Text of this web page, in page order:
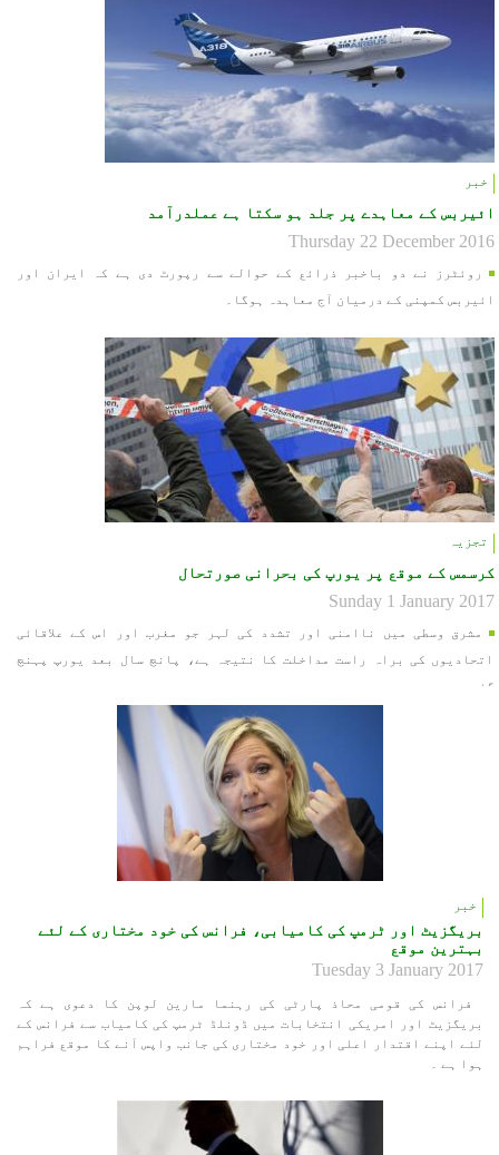
خبر
ائیربس کے معاہدے پر جلد ہو سکتا ہے عملدرآمد
Thursday 22 December 2016
روئٹرز نے دو باخبر ذرائع کے حوالے سے رپورٹ دی ہے کہ ایران اور
ائیربس کمپنی کے درمیان آج معاہدہ ہوگا۔
تجزیہ
کرسمس کے موقع پر یورپ کی بحرانی صورتحال
Sunday 1 January 2017
مشرق وسطی میں ناامنی اور تشدد کی لہر جو مغرب اور اس کے علاقائی
اتحادیوں کی براہ راست مداخلت کا نتیجہ ہے، پانچ سال بعد یورپ پہنچ
گئي۔
خبر
بریگزیٹ اور ٹرمپ کی کامیابی، فرانس کی خود مختاری کے لئے
بہترین موقع
Tuesday 3 January 2017
فرانس کی قومی محاذ پارٹی کی رہنما مارین لوپن کا دعوی ہے کہ
بريگزیٹ اور امریکی انتخابات میں ڈونلڈ ٹرمپ کی کامیاب سے فرانس کے
لئے اپنے اقتدار اعلی اور خود مختاری کی جانب واپس آنے کا موقع فراہم
ہوا ہے ۔